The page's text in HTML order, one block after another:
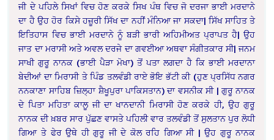
ਜੀ ਦੇ ਪਹਿਲੇ ਸਿਖਾਂ ਵਿਚ ਹੋਣ ਕਰਕੇ ਸਿਖ ਪੰਥ ਵਿਚ ਜੋ ਦਰਜਾ ਭਾਈ ਮਰਦਾਨੇ
ਦਾ ਹੈ ਉਹ ਹੋਰ ਕਿਸੇ ਹਜ਼ੂਰੀ ਸਿੱਖ ਦਾ ਨਹੀਂ ਮੰਨਿਆ ਜਾ ਸਕਦਾ| ਸਿੱਖ ਸਾਹਿਤ ਤੇ
ਇਤਿਹਾਸ ਵਿਚ ਭਾਈ ਮਰਦਾਨੇ ਨੂੰ ਬੜੀ ਭਾਰੀ ਅਹਿਮੀਅਤ ਪ੍ਰਾਪਤ ਹੈ| ਉਹ
ਜਾਤ ਦਾ ਮਰਾਸੀ ਅਤੇ ਅਵਲ ਦਰਜੇ ਦਾ ਗਵਈਆ ਅਥਵਾ ਸੰਗੀਤਕਾਰ ਸੀ| ਜਨਮ
ਸਾਖੀ ਗੁਰੂ ਨਾਨਕ (ਭਾਈ ਪੈੜਾ ਮੋਖਾ) ਤੋਂ ਪਤਾ ਲਗਦਾ ਹੈ ਕਿ ਭਾਈ ਮਰਦਾਨਾ
ਬੇਦੀਆਂ ਦਾ ਮਿਰਾਸੀ ਤੇ ਪਿੰਡ ਤਲਵੰਡੀ ਰਾਏ ਭੋਇ ਭੱਟੀ ਕੀ (ਹੁਣ ਪ੍ਰਸਿੱਧ ਨਗਰ
ਨਨਕਾਣਾ ਸਾਹਿਬ ਜ਼ਿਲ੍ਹਾ ਸ਼ੈਖੂਪੁਰਾ ਪਾਕਿਸਤਾਨ) ਦਾ ਵਸਨੀਕ ਸੀ | ਗੁਰੂ ਨਾਨਕ
ਦੇ ਪਿਤਾ ਮਹਿਤਾ ਕਾਲੂ ਜੀ ਦਾ ਖਾਨਦਾਨੀ ਮਿਰਾਸੀ ਹੋਣ ਕਰਕੇ ਹੀ, ਉਹ ਗੁਰੂ
ਨਾਨਕ ਦੀ ਖ਼ਬਰ ਸਾਰ ਪੁੱਛਣ ਵਾਸਤੇ ਪਹਿਲੀ ਵਾਰ ਤਲਵੰਡੀ ਤੋਂ ਸੁਲਤਾਨ ਪੁਰ ਲੋਧੀ
ਗਿਆ ਤੇ ਫੇਰ ਉਥੇ ਹੀ ਗੁਰੂ ਜੀ ਦੇ ਕੋਲ ਰਹਿ ਗਿਆ ਸੀ | ਉਹ ਗੁਰੂ ਨਾਨਕ